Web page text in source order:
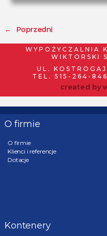
← Poprzedni
WYPOŻYCZALNIA
WIKTORSKI
UL.
TEL. 515-264-
created by
O firmie
O firmie
Klienci i referencje
Dotacje
Kontenery